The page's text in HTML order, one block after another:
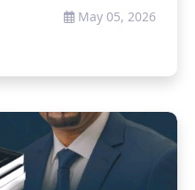
May 05, 2026